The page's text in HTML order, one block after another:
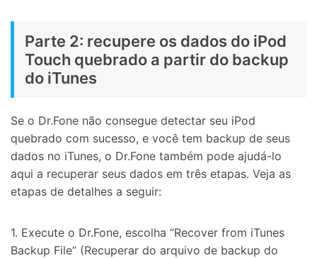
Parte 2: recupere os dados do iPod
Touch quebrado a partir do backup
do iTunes
Se o Dr.Fone não consegue detectar seu iPod
quebrado com sucesso, e você tem backup de seus
dados no iTunes, o Dr.Fone também pode ajudá-lo
aqui a recuperar seus dados em três etapas. Veja as
etapas de detalhes a seguir:
1. Execute o Dr.Fone, escolha “Recover from iTunes
Backup File” (Recuperar do arquivo de backup do